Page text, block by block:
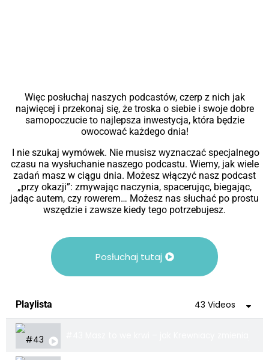
Więc posłuchaj naszych podcastów, czerp z nich jak
najwięcej i przekonaj się, że troska o siebie i swoje dobre
samopoczucie to najlepsza inwestycja, która będzie
owocować każdego dnia!
I nie szukaj wymówek. Nie musisz wyznaczać specjalnego
czasu na wysłuchanie naszego podcastu. Wiemy, jak wiele
zadań masz w ciągu dnia. Możesz włączyć nasz podcast
„przy okazji”: zmywając naczynia, spacerując, biegając,
jadąc autem, czy rowerem… Możesz nas słuchać po prostu
wszędzie i zawsze kiedy tego potrzebujesz.
Posłuchaj tutaj
Playlista 43 Videos